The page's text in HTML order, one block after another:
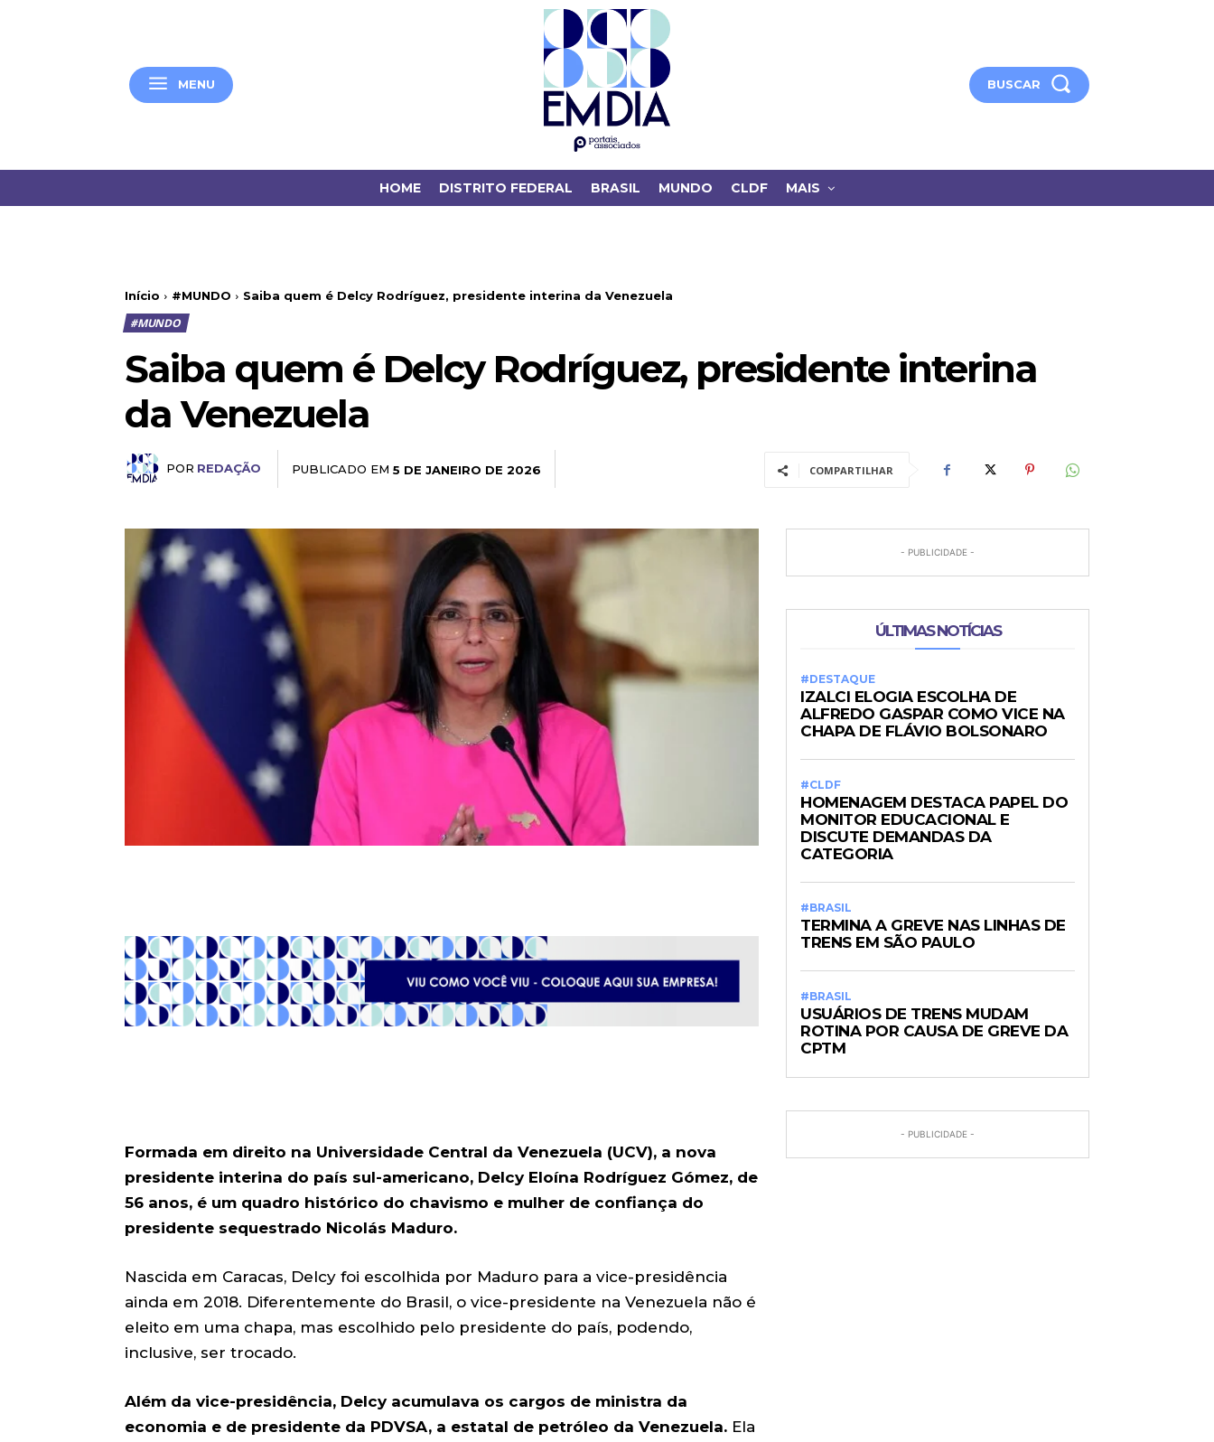
MENU BUSCAR
HOME DISTRITO FEDERAL BRASIL MUNDO CLDF MAIS
Início #MUNDO Saiba quem é Delcy Rodríguez, presidente interina da Venezuela
#MUNDO
Saiba quem é Delcy Rodríguez, presidente interina
da Venezuela
POR REDAÇÃO PUBLICADO EM 5 DE JANEIRO DE 2026 COMPARTILHAR
Formada em direito na Universidade Central da Venezuela (UCV), a nova
presidente interina do país sul-americano, Delcy Eloína Rodríguez Gómez, de
56 anos, é um quadro histórico do chavismo e mulher de confiança do
presidente sequestrado Nicolás Maduro.
Nascida em Caracas, Delcy foi escolhida por Maduro para a vice-presidência
ainda em 2018. Diferentemente do Brasil, o vice-presidente na Venezuela não é
eleito em uma chapa, mas escolhido pelo presidente do país, podendo,
inclusive, ser trocado.
Além da vice-presidência, Delcy acumulava os cargos de ministra da
economia e de presidente da PDVSA, a estatal de petróleo da Venezuela. Ela
- PUBLICIDADE -
ÚLTIMAS NOTÍCIAS
#DESTAQUE
IZALCI ELOGIA ESCOLHA DE
ALFREDO GASPAR COMO VICE NA
CHAPA DE FLÁVIO BOLSONARO
#CLDF
HOMENAGEM DESTACA PAPEL DO
MONITOR EDUCACIONAL E
DISCUTE DEMANDAS DA
CATEGORIA
#BRASIL
TERMINA A GREVE NAS LINHAS DE
TRENS EM SÃO PAULO
#BRASIL
USUÁRIOS DE TRENS MUDAM
ROTINA POR CAUSA DE GREVE DA
CPTM
- PUBLICIDADE -